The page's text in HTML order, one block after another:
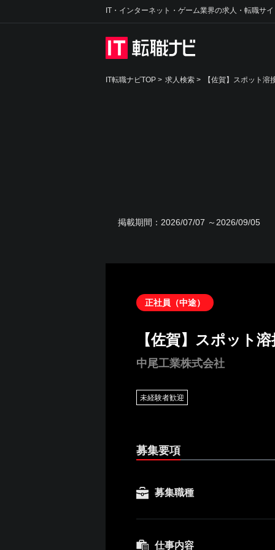
IT・インターネット・ゲーム業界の求人・転職サ
IT転職ナビTOP > 求人検索 > 【佐賀】スポット溶
掲載期間： 2026/07/07 ～2026/09/05
正社員（中途）
【佐賀】スポット溶
中尾工業株式会社
未経験者歓迎
募集要項
募集職種
仕事内容